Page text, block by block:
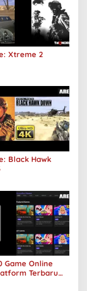
Xtreme 2
Black Hawk
Game Online
Terbaru